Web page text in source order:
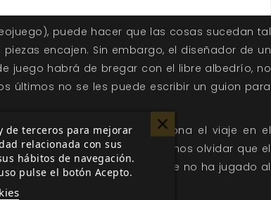
puede hacer que las cosas sucedan tal
encajen. Sin embargo, el diseñador de un
juego habrá de bregar con el libre albedrío, no
últimos no se les puede escribir un guion para
y coherente de cómo funciona el viaje en el
simple. No podemos olvidar que el
para roleros y para gente que no ha jugado al
de terceros para mejorar
relacionada con sus
hábitos de navegación.
pulse el botón Acepto.